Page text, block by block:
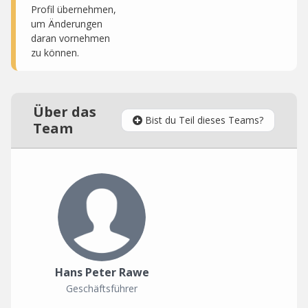
Profil übernehmen,
um Änderungen
daran vornehmen
zu können.
Über das
Team
Bist du Teil dieses Teams?
Hans Peter Rawe
Geschäftsführer